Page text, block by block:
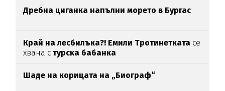
Дребна циганка напълни морето в Бургас
Край на лесбилъка?! Емили Тротинетката се
хвана с турска бабанка
Шаде на корицата на „Биограф“